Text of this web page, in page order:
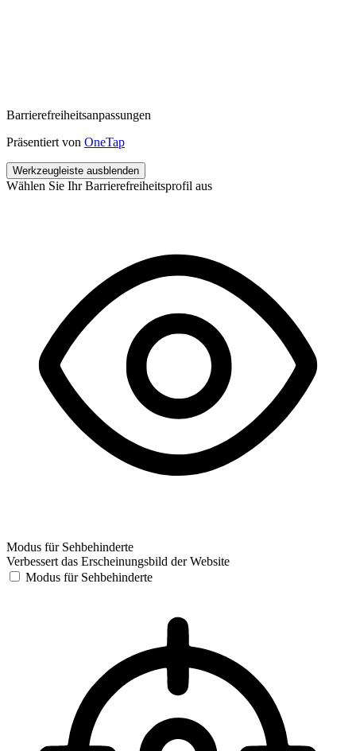
Barrierefreiheitsanpassungen
Präsentiert von OneTap
Werkzeugleiste ausblenden
Wählen Sie Ihr Barrierefreiheitsprofil aus
Modus für Sehbehinderte
Verbessert das Erscheinungsbild der Website
Modus für Sehbehinderte